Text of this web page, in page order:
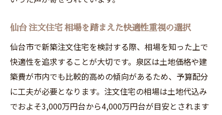
説
仙台 注文住宅 おしゃれな自然素材住宅の魅
力
高断熱と高気密で冬も夏も快適な暮らし
新築注文住宅で高断熱・高気密を実現する
仙台 注文住宅 相場を踏まえた快適性重視の選択
仙台市で新築注文住宅を検討する際、相場を知った上で
快適性を追求することが大切です。泉区は土地価格や建
築費が市内でも比較的高めの傾向があるため、予算配分
に工夫が必要となります。注文住宅の相場は土地代込み
でおよそ3,000万円台から4,000万円台が目安とされます